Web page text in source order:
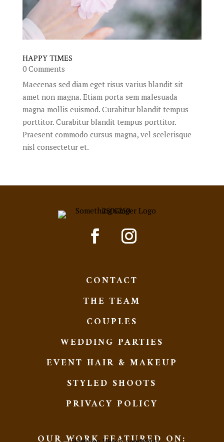
HAPPY TIMES
0 Comments
Maecenas sed diam eget risus varius blandit sit
amet non magna. Etiam porta sem malesuada
magna mollis euismod. Curabitur blandit tempus
porttitor. Curabitur blandit tempus porttitor.
Praesent commodo cursus magna, vel scelerisque
nisl consectetur et.
CONTACT
THE TEAM
COUPLES
WEDDING PARTIES
EVENT HAIR & MAKEUP
STYLED SHOOTS
PRIVACY POLICY